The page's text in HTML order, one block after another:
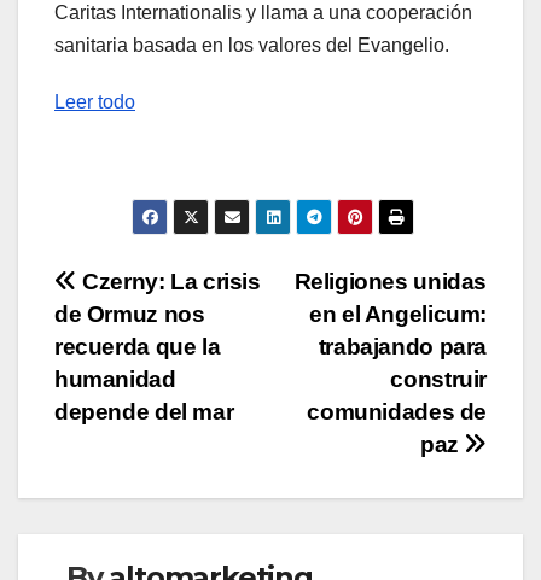
Caritas Internationalis y llama a una cooperación
sanitaria basada en los valores del Evangelio.
Leer todo
Navegación
de
entradas
Religiones unidas
en el Angelicum:
trabajando para
construir
comunidades de
paz
Czerny: La crisis
de Ormuz nos
recuerda que la
humanidad
depende del mar